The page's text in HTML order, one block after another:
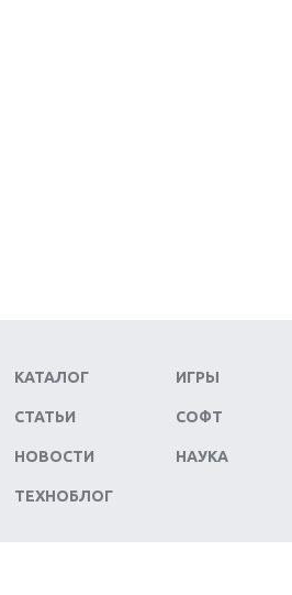
КАТАЛОГ
СТАТЬИ
НОВОСТИ
ТЕХНОБЛОГ
ИГРЫ
СОФТ
НАУКА